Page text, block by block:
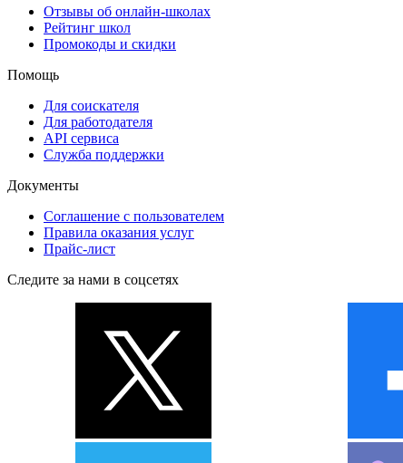
Отзывы об онлайн-школах
Рейтинг школ
Промокоды и скидки
Помощь
Для соискателя
Для работодателя
API сервиса
Служба поддержки
Документы
Соглашение с пользователем
Правила оказания услуг
Прайс-лист
Следите за нами в соцсетях